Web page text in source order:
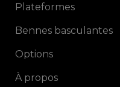
Plateformes
Bennes basculantes
Options
À propos